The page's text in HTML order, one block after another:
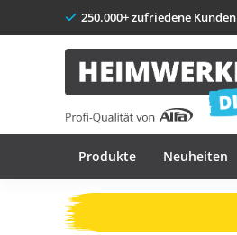
250.000+ zufriedene Kunden
Produkte Neuheiten